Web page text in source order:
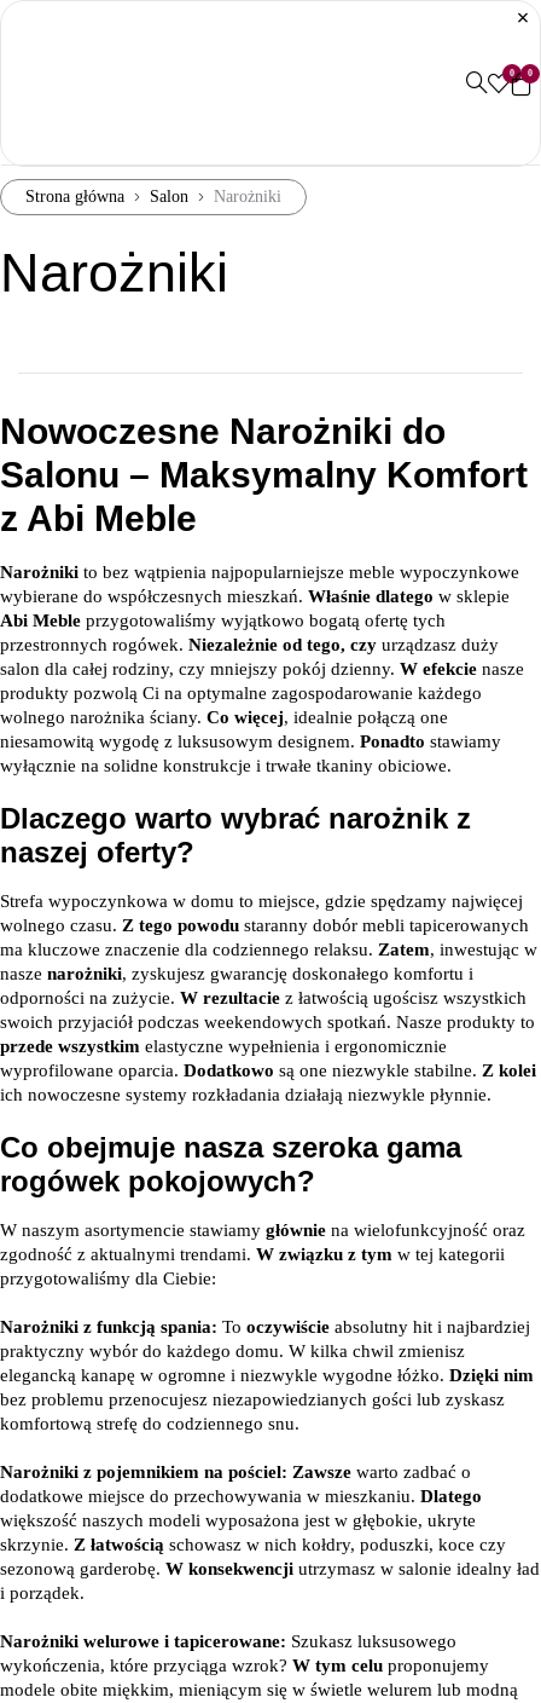
0 0
Strona główna Salon Narożniki
Narożniki
Nowoczesne Narożniki do
Salonu – Maksymalny Komfort
z Abi Meble
Narożniki to bez wątpienia najpopularniejsze meble wypoczynkowe
wybierane do współczesnych mieszkań. Właśnie dlatego w sklepie
Abi Meble przygotowaliśmy wyjątkowo bogatą ofertę tych
przestronnych rogówek. Niezależnie od tego, czy urządzasz duży
salon dla całej rodziny, czy mniejszy pokój dzienny. W efekcie nasze
produkty pozwolą Ci na optymalne zagospodarowanie każdego
wolnego narożnika ściany. Co więcej, idealnie połączą one
niesamowitą wygodę z luksusowym designem. Ponadto stawiamy
wyłącznie na solidne konstrukcje i trwałe tkaniny obiciowe.
Dlaczego warto wybrać narożnik z
naszej oferty?
Strefa wypoczynkowa w domu to miejsce, gdzie spędzamy najwięcej
wolnego czasu. Z tego powodu staranny dobór mebli tapicerowanych
ma kluczowe znaczenie dla codziennego relaksu. Zatem, inwestując w
nasze narożniki, zyskujesz gwarancję doskonałego komfortu i
odporności na zużycie. W rezultacie z łatwością ugościsz wszystkich
swoich przyjaciół podczas weekendowych spotkań. Nasze produkty to
przede wszystkim elastyczne wypełnienia i ergonomicznie
wyprofilowane oparcia. Dodatkowo są one niezwykle stabilne. Z kolei
ich nowoczesne systemy rozkładania działają niezwykle płynnie.
Co obejmuje nasza szeroka gama
rogówek pokojowych?
W naszym asortymencie stawiamy głównie na wielofunkcyjność oraz
zgodność z aktualnymi trendami. W związku z tym w tej kategorii
przygotowaliśmy dla Ciebie:
Narożniki z funkcją spania: To oczywiście absolutny hit i najbardziej
praktyczny wybór do każdego domu. W kilka chwil zmienisz
elegancką kanapę w ogromne i niezwykle wygodne łóżko. Dzięki nim
bez problemu przenocujesz niezapowiedzianych gości lub zyskasz
komfortową strefę do codziennego snu.
Narożniki z pojemnikiem na pościel: Zawsze warto zadbać o
dodatkowe miejsce do przechowywania w mieszkaniu. Dlatego
większość naszych modeli wyposażona jest w głębokie, ukryte
skrzynie. Z łatwością schowasz w nich kołdry, poduszki, koce czy
sezonową garderobę. W konsekwencji utrzymasz w salonie idealny ład
i porządek.
Narożniki welurowe i tapicerowane: Szukasz luksusowego
wykończenia, które przyciąga wzrok? W tym celu proponujemy
modele obite miękkim, mieniącym się w świetle welurem lub modną